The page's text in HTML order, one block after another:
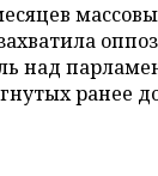
над
ранее